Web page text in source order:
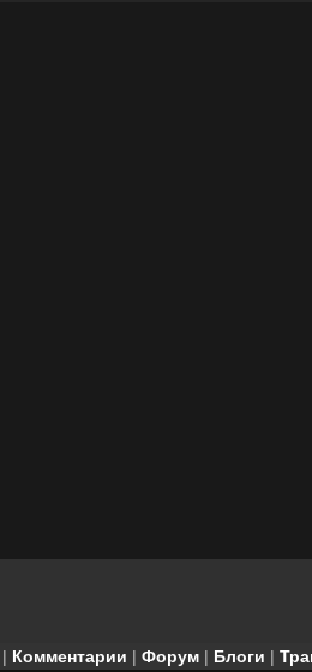
| Комментарии | Форум | Блоги |